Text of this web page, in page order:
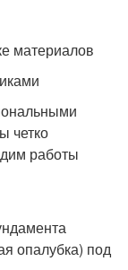
материалов
четко
работы
опалубка) под